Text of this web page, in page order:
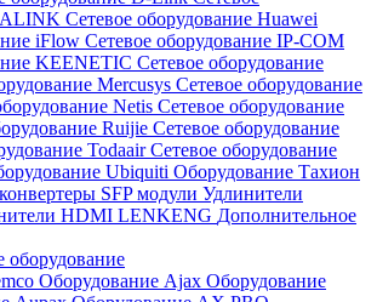
Сетевое оборудование Huawei
iFlow Сетевое оборудование IP-COM
KEENETIC Сетевое оборудование
Mercusys Сетевое оборудование
Netis Сетевое оборудование
Ruijie Сетевое оборудование
TodaairСетевое оборудование
Ubiquiti Оборудование Тахион
SFP модули Удлинители
HDMI LENKENG Дополнительное
Оборудование Ajax Оборудование